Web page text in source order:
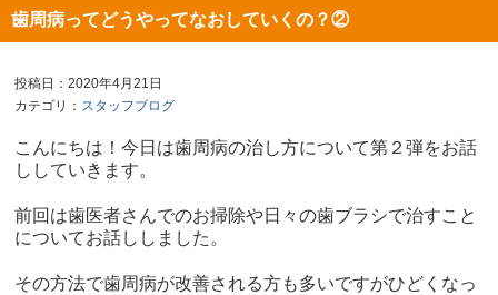
歯周病ってどうやってなおしていくの？②
投稿日：2020年4月21日
カテゴリ： スタッフブログ
こんにちは！今日は歯周病の治し方について第２弾をお話
ししていきます。
前回は歯医者さんでのお掃除や日々の歯ブラシで治すこと
についてお話ししました。
その方法で歯周病が改善される方も多いですがひどくなっ